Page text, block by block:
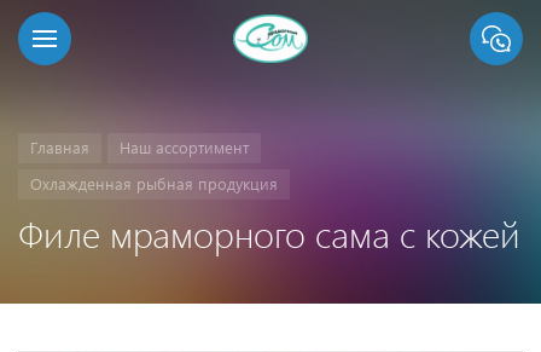
Главная
Наш ассортимент
Охлажденная рыбная продукция
Филе мраморного сама с кожей